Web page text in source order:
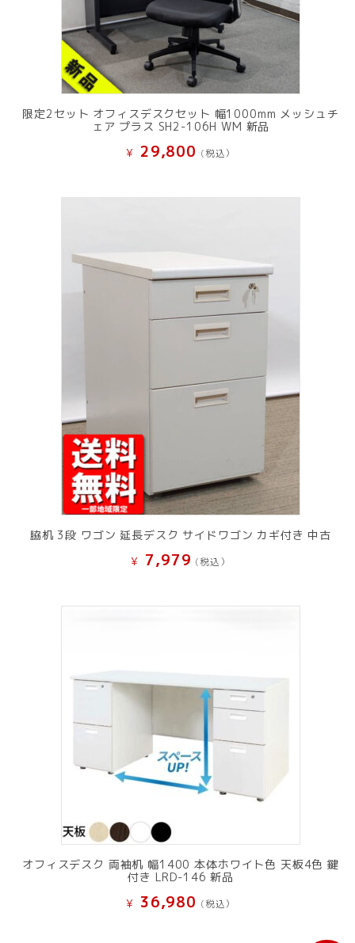
限定2セット オフィスデスクセット 幅1000mm メッシュチ
ェア プラス SH2-106H WM 新品
¥ 29,800 (税込）
脇机 3段 ワゴン 延長デスク サイドワゴン カギ付き 中古
¥ 7,979 (税込）
オフィスデスク 両袖机 幅1400 本体ホワイト色 天板4色 鍵
付き LRD-146 新品
¥ 36,980 (税込）